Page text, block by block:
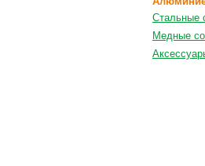
Стальные
Медные